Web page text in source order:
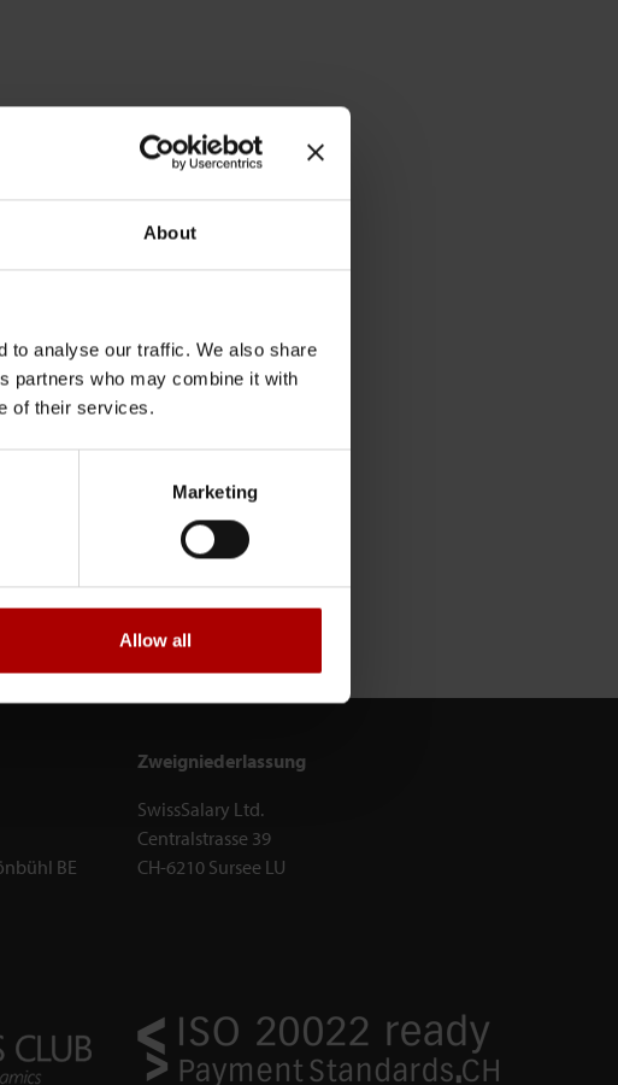
About
to analyse our traffic. We also share
partners who may combine it with
of their services.
Marketing
Allow all
Übersicht
BE
Zweigniederlassung
SwissSalary Ltd.
Centralstrasse 39
CH-6210 Sursee LU